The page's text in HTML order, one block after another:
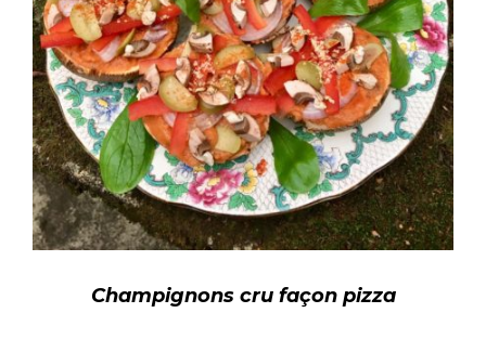
Champignons cru façon pizza